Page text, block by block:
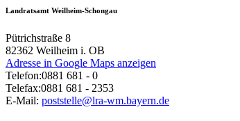
Landratsamt Weilheim-Schongau
Pütrichstraße 8
82362 Weilheim i. OB
Adresse in Google Maps anzeigen
Telefon:0881 681 - 0
Telefax:0881 681 - 2353
E-Mail: poststelle@lra-wm.bayern.de